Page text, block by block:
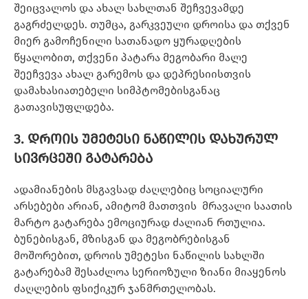
შეიცვალოს და ახალ სახლთან შეჩვევამდე
გაგრძელდეს. თუმცა, გარკვეული დროისა და თქვენ
მიერ გამოჩენილი სათანადო ყურადღების
წყალობით, თქვენი პატარა მეგობარი მალე
შეეჩვევა ახალ გარემოს და დეპრესიისთვის
დამახასიათებელი სიმპტომებისგანაც
გათავისუფლდება.
3. დროის უმეტესი ნაწილის დახურულ
სივრცეში გატარება
ადამიანების მსგავსად ძაღლებიც სოციალური
არსებები არიან, ამიტომ მათთვის მრავალი საათის
მარტო გატარება ემოციურად ძალიან რთულია.
ბუნებისგან, მზისგან და მეგობრებისგან
მოშორებით, დროის უმეტესი ნაწილის სახლში
გატარებამ შესაძლოა სერიოზული ზიანი მიაყენოს
ძაღლების ფსიქიკურ ჯანმრთელობას.